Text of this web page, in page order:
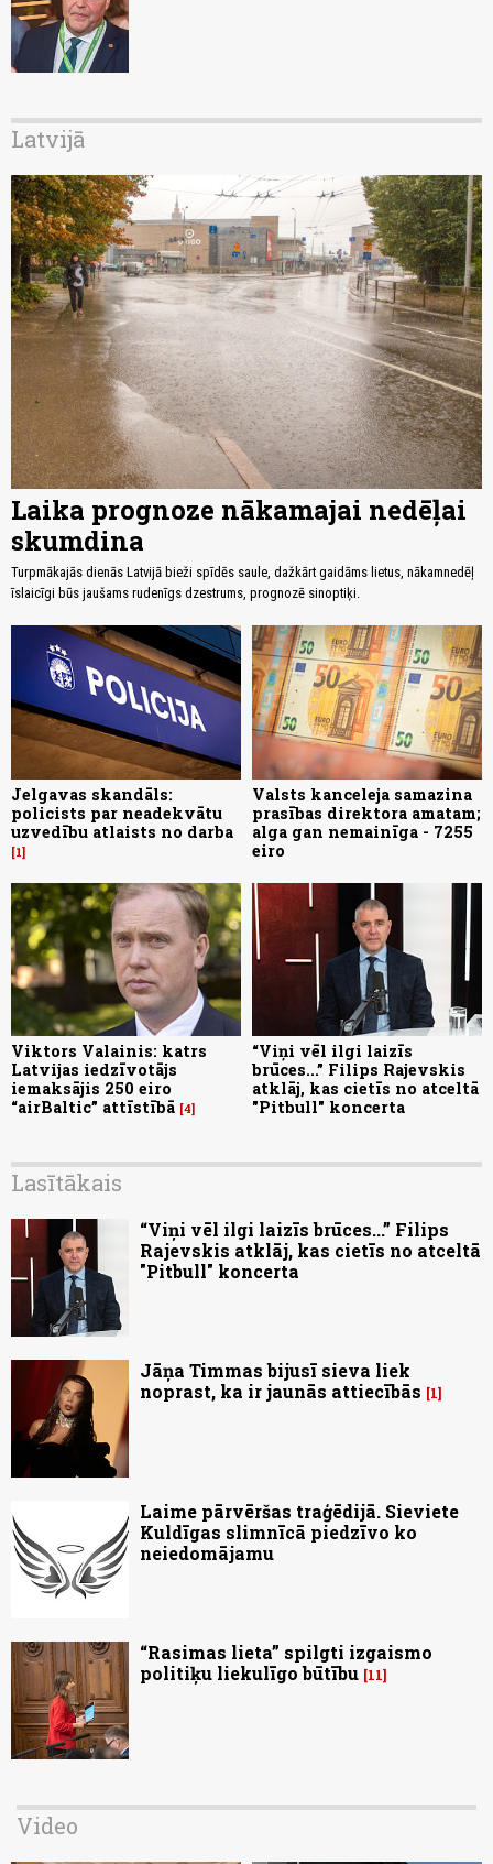
Latvijā
Laika prognoze nākamajai nedēļai
skumdina
Turpmākajās dienās Latvijā bieži spīdēs saule, dažkārt gaidāms lietus, nākamnedēļ
īslaicīgi būs jaušams rudenīgs dzestrums, prognozē sinoptiķi.
Jelgavas skandāls:
policists par neadekvātu
uzvedību atlaists no darba
1
Valsts kanceleja samazina
prasības direktora amatam;
alga gan nemainīga - 7255
eiro
Viktors Valainis: katrs
Latvijas iedzīvotājs
iemaksājis 250 eiro
“airBaltic” attīstībā 4
“Viņi vēl ilgi laizīs
brūces...” Filips Rajevskis
atklāj, kas cietīs no atceltā
"Pitbull" koncerta
Lasītākais
“Viņi vēl ilgi laizīs brūces...” Filips
Rajevskis atklāj, kas cietīs no atceltā
"Pitbull" koncerta
Jāņa Timmas bijusī sieva liek
noprast, ka ir jaunās attiecībās
1
Laime pārvēršas traģēdijā. Sieviete
Kuldīgas slimnīcā piedzīvo ko
neiedomājamu
“Rasimas lieta” spilgti izgaismo
politiķu liekulīgo būtību 11
Video